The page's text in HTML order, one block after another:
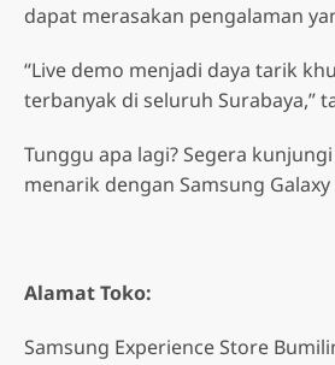
dapat merasakan pengalaman
“Live demo menjadi daya tarik
terbanyak di seluruh Surabaya,”
Tunggu apa lagi? Segera
menarik dengan Samsung
Alamat Toko:
Samsung Experience Store